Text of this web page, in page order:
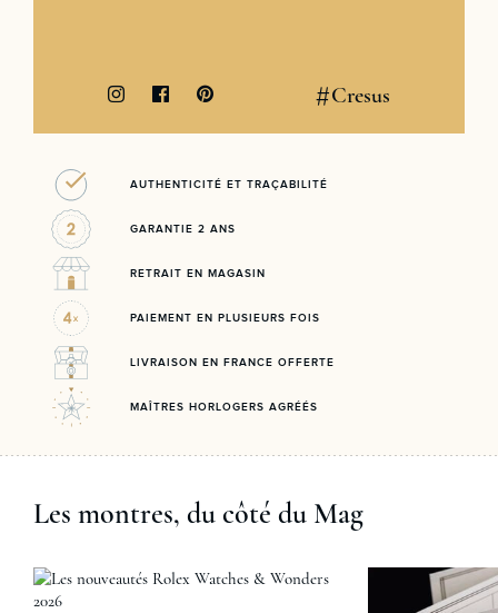
#Cresus
AUTHENTICITÉ ET TRAÇABILITÉ
GARANTIE 2 ANS
RETRAIT EN MAGASIN
PAIEMENT EN PLUSIEURS FOIS
LIVRAISON EN FRANCE OFFERTE
MAÎTRES HORLOGERS AGRÉÉS
Les montres, du côté du Mag